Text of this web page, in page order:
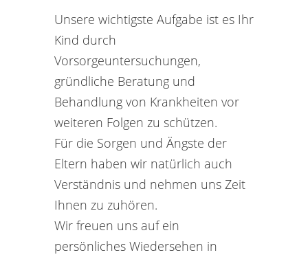
Unsere wichtigste Aufgabe ist es Ihr
Kind durch
Vorsorgeuntersuchungen,
gründliche Beratung und
Behandlung von Krankheiten vor
weiteren Folgen zu schützen.
Für die Sorgen und Ängste der
Eltern haben wir natürlich auch
Verständnis und nehmen uns Zeit
Ihnen zu zuhören.
Wir freuen uns auf ein
persönliches Wiedersehen in